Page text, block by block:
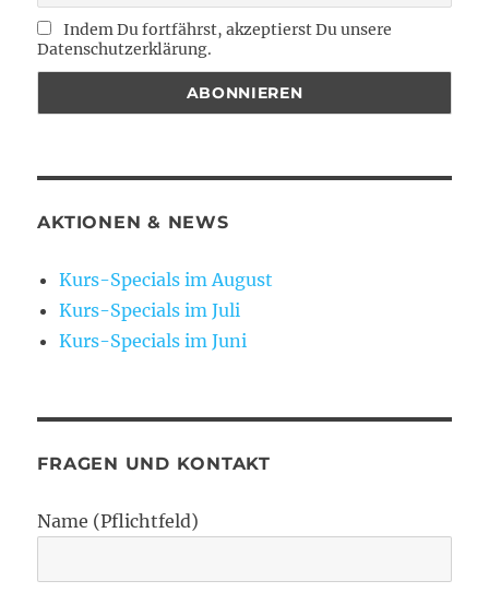
Indem Du fortfährst, akzeptierst Du unsere
Datenschutzerklärung.
AKTIONEN & NEWS
Kurs-Specials im August
Kurs-Specials im Juli
Kurs-Specials im Juni
FRAGEN UND KONTAKT
Name (Pflichtfeld)